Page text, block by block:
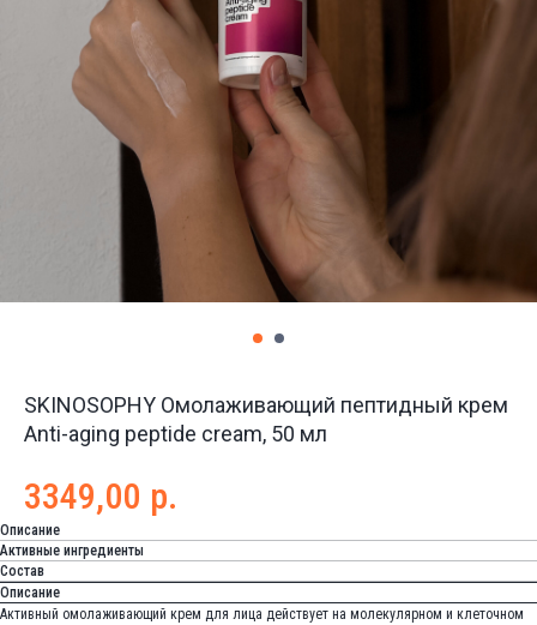
SKINOSOPHY Омолаживающий пептидный крем
Anti-aging peptide cream, 50 мл
3349,00 р.
Описание
Активные ингредиенты
Состав
Описание
Активный омолаживающий крем для лица действует на молекулярном и клеточном